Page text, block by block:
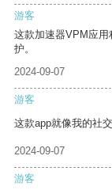
游客
这款加速器VPM应
护。
2024-09-07
游客
这款app就像我的社
2024-09-07
游客